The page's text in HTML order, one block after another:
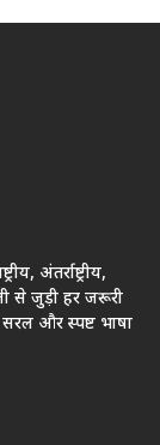
अंतर्राष्ट्रीय,
से जुड़ी हर जरूरी
और स्पष्ट भाषा